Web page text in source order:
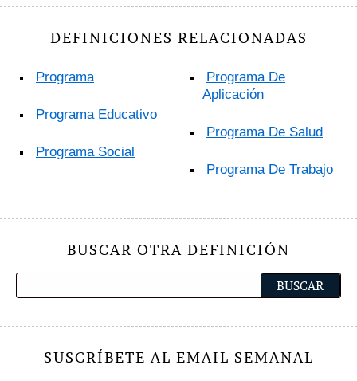
DEFINICIONES RELACIONADAS
Programa
Programa Educativo
Programa Social
Programa De
Aplicación
Programa De Salud
Programa De Trabajo
BUSCAR OTRA DEFINICIÓN
SUSCRÍBETE AL EMAIL SEMANAL